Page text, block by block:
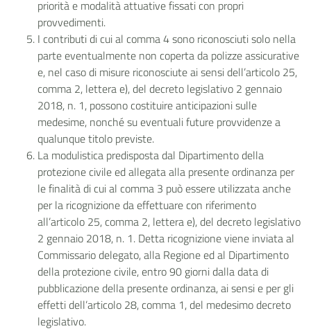
priorità e modalità attuative fissati con propri
provvedimenti.
I contributi di cui al comma 4 sono riconosciuti solo nella
parte eventualmente non coperta da polizze assicurative
e, nel caso di misure riconosciute ai sensi dell’articolo 25,
comma 2, lettera e), del decreto legislativo 2 gennaio
2018, n. 1, possono costituire anticipazioni sulle
medesime, nonché su eventuali future provvidenze a
qualunque titolo previste.
La modulistica predisposta dal Dipartimento della
protezione civile ed allegata alla presente ordinanza per
le finalità di cui al comma 3 può essere utilizzata anche
per la ricognizione da effettuare con riferimento
all’articolo 25, comma 2, lettera e), del decreto legislativo
2 gennaio 2018, n. 1. Detta ricognizione viene inviata al
Commissario delegato, alla Regione ed al Dipartimento
della protezione civile, entro 90 giorni dalla data di
pubblicazione della presente ordinanza, ai sensi e per gli
effetti dell’articolo 28, comma 1, del medesimo decreto
legislativo.